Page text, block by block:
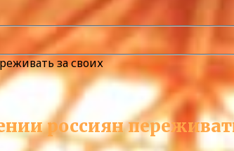
за своих
россиян